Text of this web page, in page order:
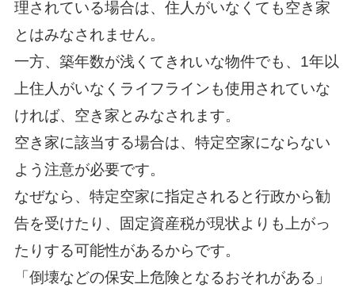
理されている場合は、住人がいなくても空き家
とはみなされません。
一方、築年数が浅くてきれいな物件でも、1年以
上住人がいなくライフラインも使用されていな
ければ、空き家とみなされます。
空き家に該当する場合は、特定空家にならない
よう注意が必要です。
なぜなら、特定空家に指定されると行政から勧
告を受けたり、固定資産税が現状よりも上がっ
たりする可能性があるからです。
「倒壊などの保安上危険となるおそれがある」